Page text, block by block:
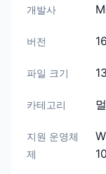
개발사
버전
파일 크기
카테고리
지원 운영체
제